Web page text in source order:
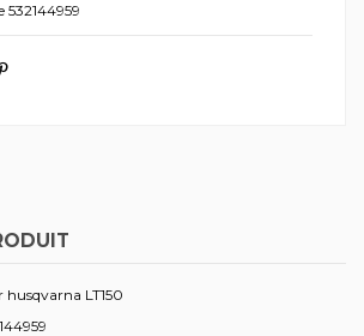
532144959
LT150